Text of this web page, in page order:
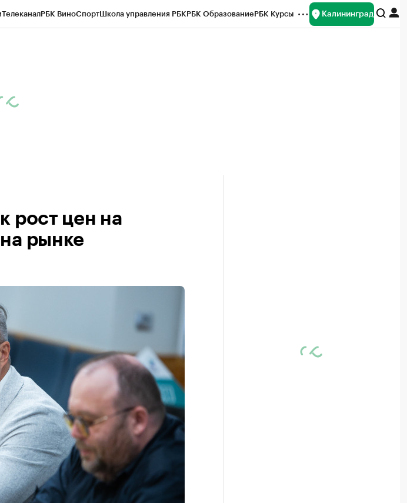
ТелеканалРБК ВиноСпортШкола управления РБКРБК ОбразованиеРБК Курсы Калининград
рост цен на
рынке